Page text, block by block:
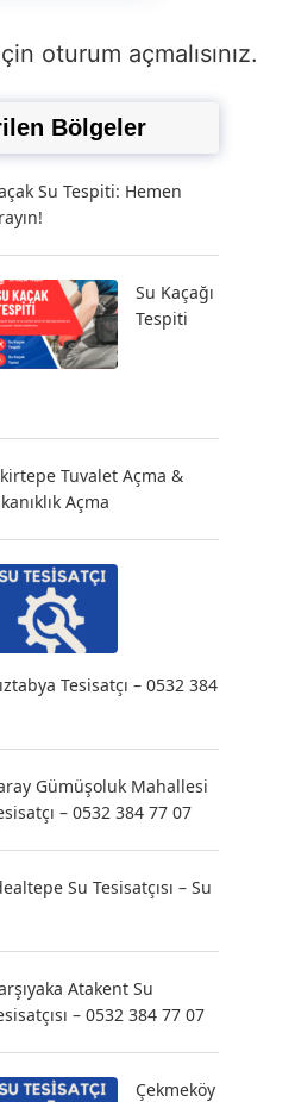
oturum açmalısınız.
Bölgeler
Su Tespiti: Hemen
Su Kaçağı
Tespiti
Tuvalet Açma &
Açma
Tesisatçı – 0532 384
Gümüşoluk Mahallesi
– 0532 384 77 07
Su Tesisatçısı – Su
Atakent Su
– 0532 384 77 07
Çekmeköy